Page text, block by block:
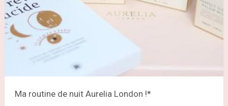
Ma routine de nuit Aurelia London !*